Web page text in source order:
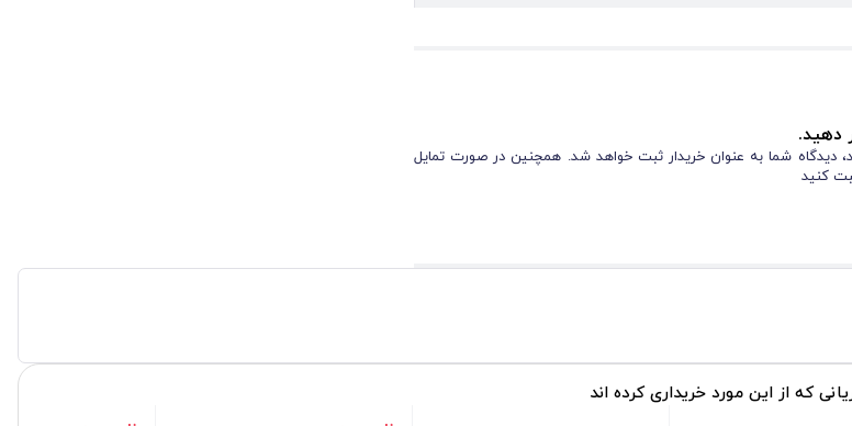
دهید.
دیدگاه شما به عنوان خریدار ثبت خواهد شد. همچنین در صورت تمایل
کنید
که از این مورد خریداری کرده اند